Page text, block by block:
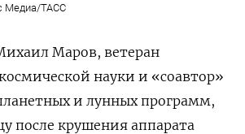
Медиа/ТАСС
Маров, ветеран
науки и «соавтор»
и лунных программ,
после крушения аппарата